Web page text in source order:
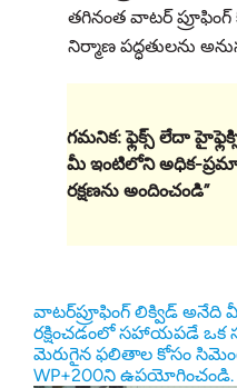
తగినంత వాటర్
నిర్మాణ పద్ధతులను
గమనిక: ఫ్లెక్స్ లేదా
మీ ఇంటిలోని అధిక-
రక్షణను అందించండి”
వాటర్‌ప్రూఫింగ్ లిక్విడ్
రక్షించడంలో సహాయపడే ఒక
మెరుగైన ఫలితాల కోసం
WP+200ని ఉపయోగించండి.